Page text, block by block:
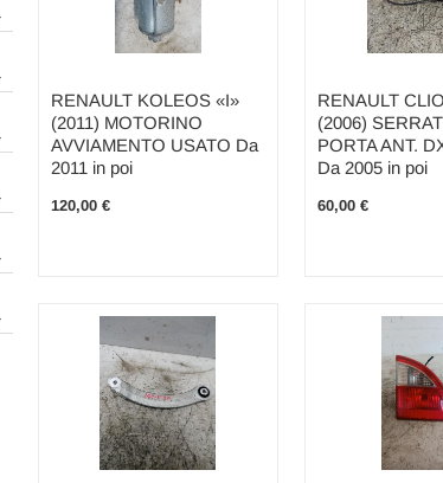
RENAULT KOLEOS «I»
(2011) MOTORINO
AVVIAMENTO USATO Da
2011 in poi
120,00 €
RENAULT
(2006)
PORTA ANT.
Da 2005 in poi
60,00 €